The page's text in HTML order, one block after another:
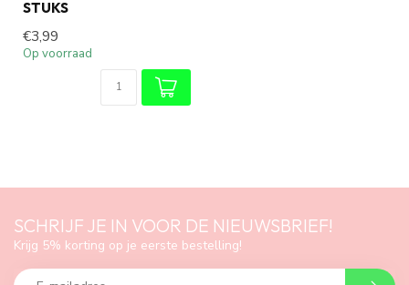
STUKS
€3,99
Op voorraad
SCHRIJF JE IN VOOR DE NIEUWSBRIEF!
Krijg 5% korting op je eerste bestelling!